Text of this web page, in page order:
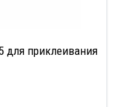
для приклеивания